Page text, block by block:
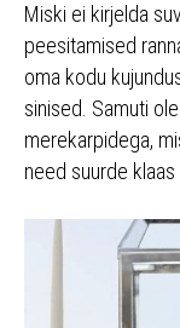
Miski ei kirjelda
peesitamised
oma kodu
sinised. Samuti
merekarpidega,
need suurde klaas